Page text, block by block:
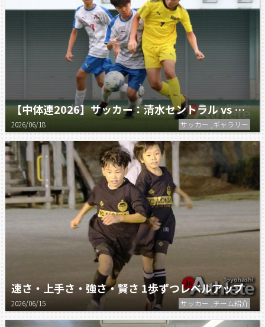
【中体連2026】サッカー：清水セントラル vs 葵WEST
2026/06/18 サッカー ,ギャラリー
速さ・上手さ・強さ・賢さ 1歩ずつレベルアップ
2026/06/15 サッカー ,チーム紹介